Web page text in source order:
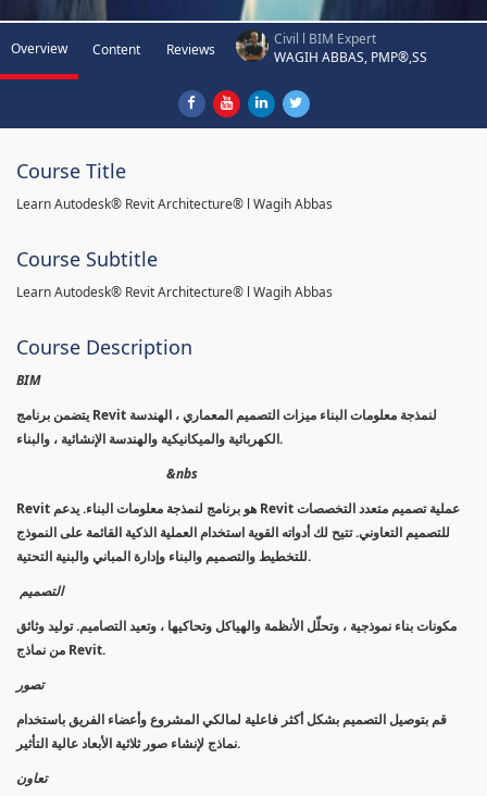
Overview Content Reviews
Civil l BIM Expert
WAGIH ABBAS, PMP®,SS
Course Title
Learn Autodesk® Revit Architecture® l Wagih Abbas
Course Subtitle
Learn Autodesk® Revit Architecture® l Wagih Abbas
Course Description
BIM
يتضمن برنامج Revit لنمذجة معلومات البناء ميزات التصميم المعماري ، الهندسة
الكهربائية والميكانيكية والهندسة الإنشائية ، والبناء.
&nbs
Revit هو برنامج لنمذجة معلومات البناء. يدعم Revit عملية تصميم متعدد التخصصات
للتصميم التعاوني. تتيح لك أدواته القوية استخدام العملية الذكية القائمة على النموذج
للتخطيط والتصميم والبناء وإدارة المباني والبنية التحتية.
التصميم
مكونات بناء نموذجية ، وتحلّل الأنظمة والهياكل وتحاكيها ، وتعيد التصاميم. توليد وثائق
من نماذج Revit.
تصور
قم بتوصيل التصميم بشكل أكثر فاعلية لمالكي المشروع وأعضاء الفريق باستخدام
نماذج لإنشاء صور ثلاثية الأبعاد عالية التأثير.
تعاون